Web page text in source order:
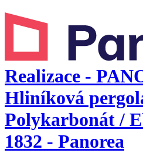
Realizace -
Hliníková
Polykarbonát /
1832 - Panorea